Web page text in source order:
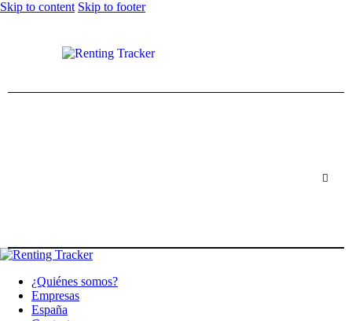
Skip to content Skip to footer
¿Quiénes somos?
Empresas
España